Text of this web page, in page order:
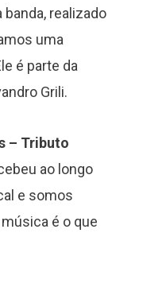
realizado
uma
é parte da
Grili.
– Tributo
ao longo
e somos
é o que